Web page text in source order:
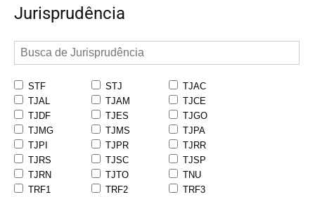
Jurisprudência
STF STJ
TJAC
TJAL
TJAM
TJCE
TJDF
TJES
TJGO
TJMG
TJMS
TJPA
TJPI
TJPR
TJRR
TJRS
TJSC
TJSP
TJRN
TJTO
TNU
TRF1
TRF2
TRF3